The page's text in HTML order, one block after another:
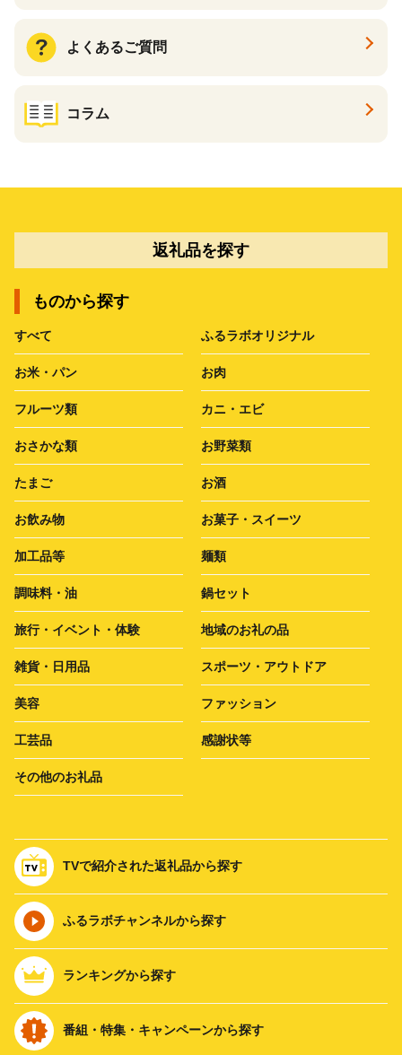
よくあるご質問
コラム
返礼品を探す
ものから探す
すべて ふるラボオリジナル
お米・パン お肉
フルーツ類 カニ・エビ
おさかな類 お野菜類
たまご お酒
お飲み物 お菓子・スイーツ
加工品等 麺類
調味料・油 鍋セット
旅行・イベント・体験 地域のお礼の品
雑貨・日用品 スポーツ・アウトドア
美容 ファッション
工芸品 感謝状等
その他のお礼品
TVで紹介された返礼品から探す
ふるラボチャンネルから探す
ランキングから探す
番組・特集・キャンペーンから探す